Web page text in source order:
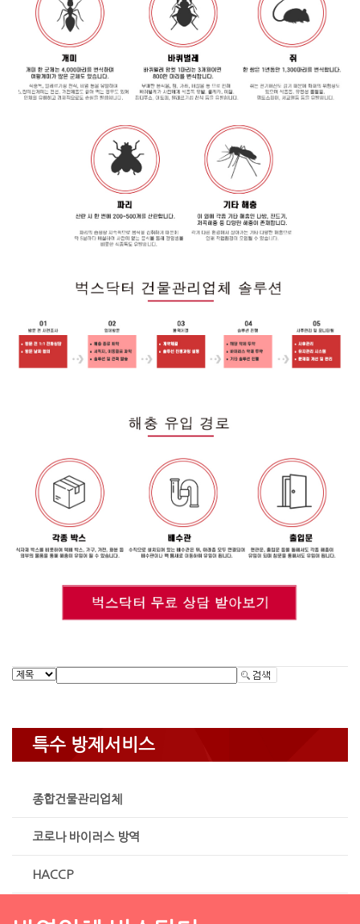
특수 방제서비스
종합건물관리업체
코로나 바이러스 방역
HACCP